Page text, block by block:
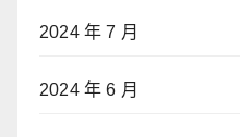
2024 年 7 月
2024 年 6 月